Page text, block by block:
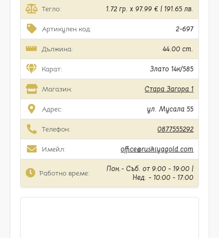
Тегло: 1.72 гр. x 97.99 € | 191.65 лв.
Артикулен код: 2-697
Дължина: 44.00 cm.
Карат: Злато 14к/585
Магазин: Стара Загора 1
Адрес: ул. Мусала 55
Телефон: 0877555292
Имейл: office@ruskiyagold.com
Работно време:
Пон.- Съб. от 9:00 - 19:00 |
Нед. - 10:00 - 17:00